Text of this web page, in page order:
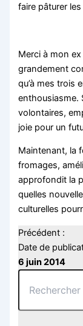
faire pâturer
Merci à mon
grandement
qu’à mes trois
enthousiasme.
volontaires,
joie pour un
Maintenant, la
fromages,
approfondit la
quelles
culturelles
Précédent :
Date de
6 juin 2014